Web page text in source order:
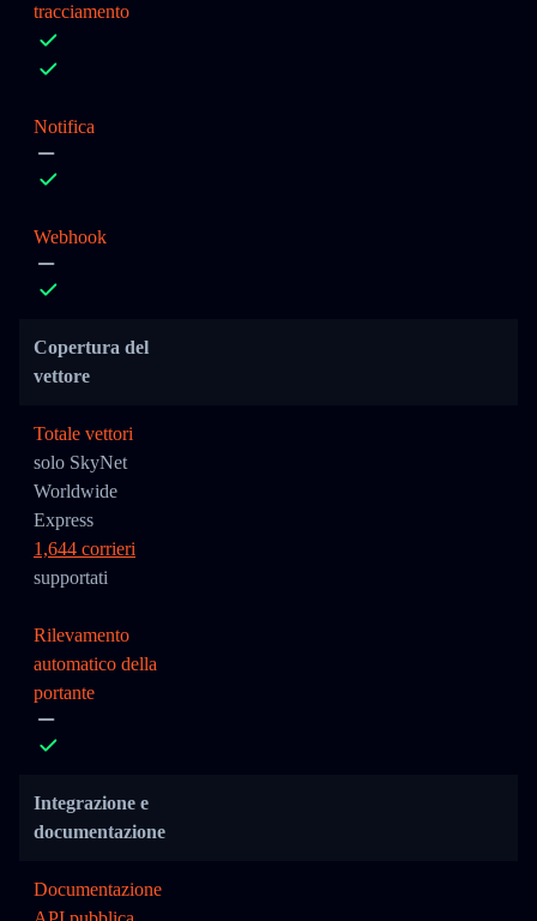
tracciamento
Notifica
Webhook
Copertura del
vettore
Totale vettori
solo SkyNet
Worldwide
Express
1,644 corrieri
supportati
Rilevamento
automatico della
portante
Integrazione e
documentazione
Documentazione